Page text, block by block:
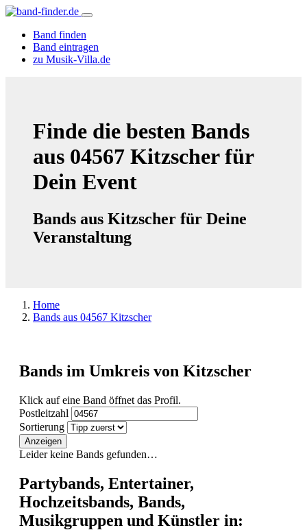
Band finden
Band eintragen
zu Musik-Villa.de
Finde die besten Bands
aus 04567 Kitzscher für
Dein Event
Bands aus Kitzscher für Deine
Veranstaltung
Home
Bands aus 04567 Kitzscher
Bands im Umkreis von Kitzscher
Klick auf eine Band öffnet das Profil.
Postleitzahl
Sortierung
Anzeigen
Leider keine Bands gefunden…
Partybands, Entertainer,
Hochzeitsbands, Bands,
Musikgruppen und Künstler in: